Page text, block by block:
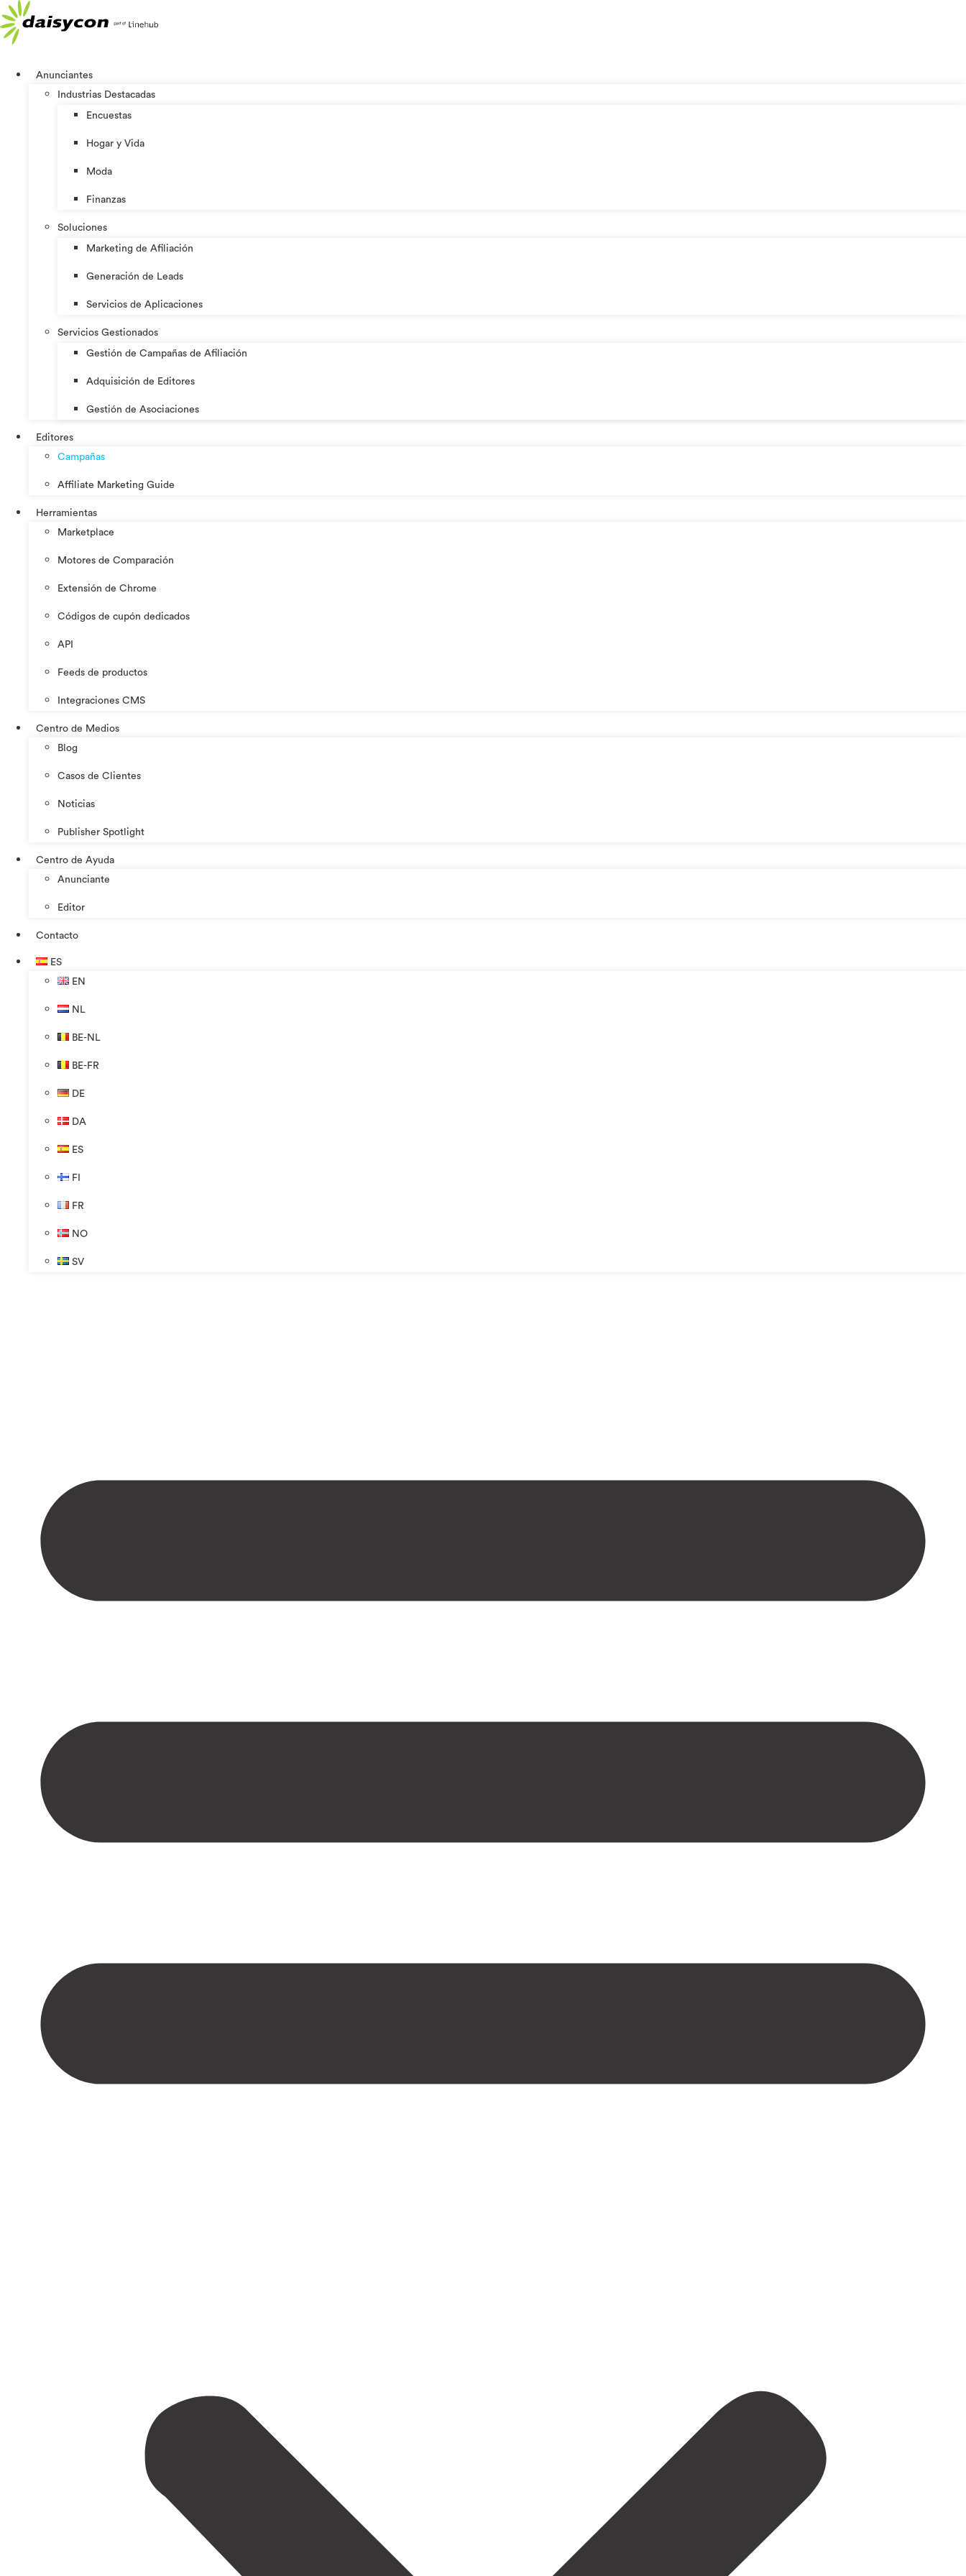
al
contenido
Anunciantes
Industrias Destacadas
Encuestas
Hogar y Vida
Moda
Finanzas
Soluciones
Marketing de Afiliación
Generación de Leads
Servicios de Aplicaciones
Servicios Gestionados
Gestión de Campañas de Afiliación
Adquisición de Editores
Gestión de Asociaciones
Editores
Campañas
Affiliate Marketing Guide
Herramientas
Marketplace
Motores de Comparación
Extensión de Chrome
Códigos de cupón dedicados
API
Feeds de productos
Integraciones CMS
Centro de Medios
Blog
Casos de Clientes
Noticias
Publisher Spotlight
Centro de Ayuda
Anunciante
Editor
Contacto
ES
EN
NL
BE-NL
BE-FR
DE
DA
ES
FI
FR
NO
SV